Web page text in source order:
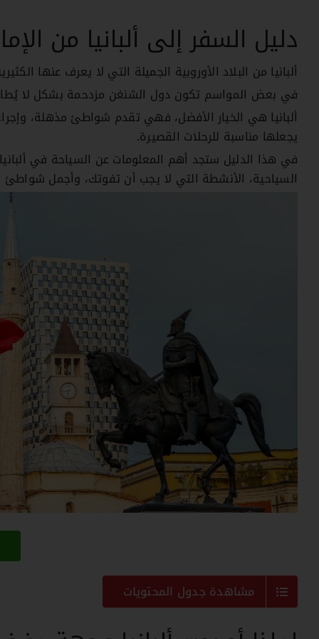
دليل السفر إلى ألبانيا من
ألبانيا من البلاد الأوروبية الجميلة التي لا يعرف عنها
في بعض المواسم تكون دول الشنغن مزدحمة بشكل لا
ألبانيا هي الخيار الأفضل، فهي تقدم شواطئ مذهلة،
يجعلها مناسبة للرحلات القصيرة.
في هذا الدليل ستجد أهم المعلومات عن السياحة في ألبانيا
السياحية، الأنشطة التي لا يجب أن تفوتك، وأجمل شواطئ
مشاهدة جدول المحتويات